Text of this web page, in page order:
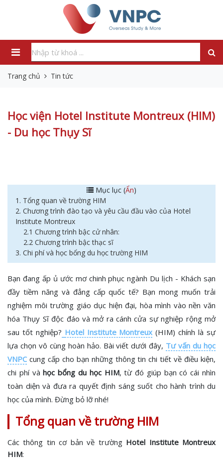
Trang chủ Tin tức
Học viện Hotel Institute Montreux (HIM)
- Du học Thụy Sĩ
Mục lục (Ẩn)
1. Tổng quan về trường HIM
2. Chương trình đào tạo và yêu cầu đầu vào của Hotel
Institute Montreux
2.1 Chương trình bậc cử nhân:
2.2 Chương trình bậc thạc sĩ
3. Chi phí và học bổng du học trường HIM
Bạn đang ấp ủ ước mơ chinh phục ngành Du lịch - Khách sạn
đầy tiềm năng và đẳng cấp quốc tế? Bạn mong muốn trải
nghiệm môi trường giáo dục hiện đại, hòa mình vào nền văn
hóa Thụy Sĩ độc đáo và mở ra cánh cửa sự nghiệp rộng mở
sau tốt nghiệp? Hotel Institute Montreux (HIM) chính là sự
lựa chọn vô cùng hoàn hảo. Bài viết dưới đây, Tư vấn du học
VNPCcung cấp cho bạn những thông tin chi tiết về điều kiện,
chi phí vàhọc bổng du học HIM, từ đó giúp bạn có cái nhìn
toàn diện và đưa ra quyết định sáng suốt cho hành trình du
học của mình. Đừng bỏ lỡ nhé!
Tổng quan về trường HIM
Các thông tin cơ bản về trường Hotel Institute Montreux
HIM: